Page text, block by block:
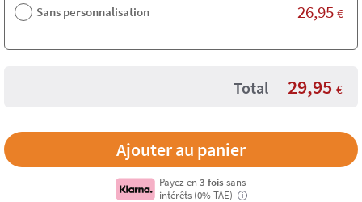
Sans personnalisation 26,95 €
Total 29,95 €
Payez en 3 fois sans
intérêts (0% TAE)
i